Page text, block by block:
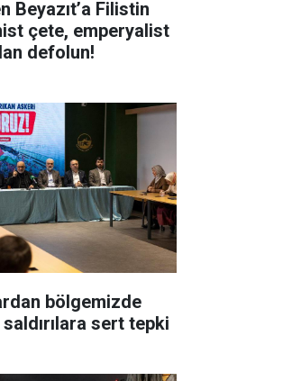
Beyazıt’a Filistin
çete, emperyalist
defolun!
bölgemizde
sert tepki